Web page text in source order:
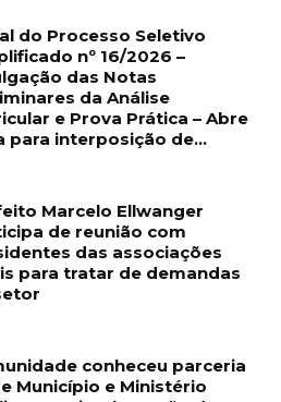
do Processo Seletivo
nº 16/2026 –
das Notas
da Análise
e Prova Prática – Abre
para interposição de...
Marcelo Ellwanger
de reunião com
das associações
para tratar de demandas
conheceu parceria
Município e Ministério